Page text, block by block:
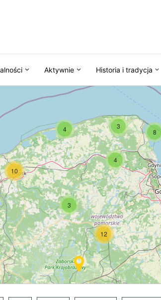
Aktywnie Historia i tradycja
8
3
4
3
4
10
12